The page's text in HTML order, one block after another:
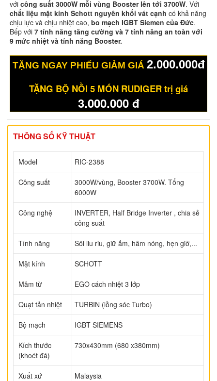
với công suất 3000W mỗi vùng Booster lên tới 3700W. Với
chất liệu mặt kính Schott nguyên khối vát cạnh có khả năng
chịu lực và chịu nhiệt cao, bo mạch IGBT Siemen của Đức.
Bếp với 7 tính năng tăng cường và 7 tính năng an toàn với
9 mức nhiệt và tính năng Booster.
TẶNG NGAY PHIẾU GIẢM GIÁ 2.000.000đ
TẶNG BỘ NỒI 5 MÓN RUDIGER trị giá
3.000.000 đ
THÔNG SỐ KỸ THUẬT
Model RIC-2388
Công suất
3000W/vùng, Booster 3700W. Tổng
6000W
Công nghệ
INVERTER, Half Bridge Inverter , chia sẻ
công suất
Tính năng Sôi liu riu, giữ ấm, hâm nóng, hẹn giờ,...
Mặt kính SCHOTT
Mâm từ EGO cách nhiệt 3 lớp
Quạt tản nhiệt TURBIN (lồng sóc Turbo)
Bộ mạch IGBT SIEMENS
Kích thước
(khoét đá)
730x430mm (680 x380mm)
Xuất xứ Malaysia